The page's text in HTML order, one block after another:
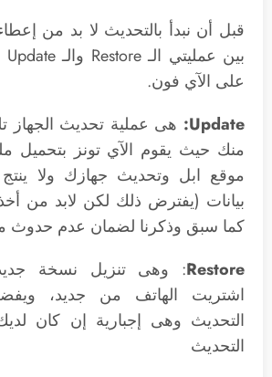
قبل أن نبدأ بالتحديث لا بد من
على الآي فون.
Update: هى عملية تحديث الجهاز
منك حيث يقوم الآي تونز بتحميل
موقع ابل وتحديث جهازك ولا
بيانات (يفترض ذلك لكن لابد من
كما سبق وذكرنا لضمان عدم
Restore: وهى تنزيل نسخة
اشتريت الهاتف من جديد،
التحديث وهى إجبارية إن كان
التحديث